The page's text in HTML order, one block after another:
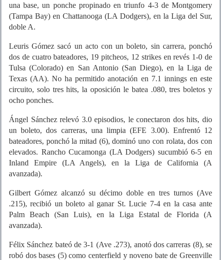
una base, un ponche propinado en triunfo 4-3 de Montgomery
(Tampa Bay) en Chattanooga (LA Dodgers), en la Liga del Sur,
doble A.
Leuris Gómez sacó un acto con un boleto, sin carrera, ponchó
dos de cuatro bateadores, 19 pitcheos, 12 strikes en revés 1-0 de
Tulsa (Colorado) en San Antonio (San Diego), en la Liga de
Texas (AA). No ha permitido anotación en 7.1 innings en este
circuito, solo tres hits, la oposición le batea .080, tres boletos y
ocho ponches.
Ángel Sánchez relevó 3.0 episodios, le conectaron dos hits, dio
un boleto, dos carreras, una limpia (EFE 3.00). Enfrentó 12
bateadores, ponchó la mitad (6), dominó uno con rolata, dos con
elevados. Rancho Cucamonga (LA Dodgers) sucumbió 6-5 en
Inland Empire (LA Angels), en la Liga de California (A
avanzada).
Gilbert Gómez alcanzó su décimo doble en tres turnos (Ave
.215), recibió un boleto al ganar St. Lucie 7-4 en la casa ante
Palm Beach (San Luis), en la Liga Estatal de Florida (A
avanzada).
Félix Sánchez bateó de 3-1 (Ave .273), anotó dos carreras (8), se
robó dos bases (5) como centerfield y noveno bate de Greenville